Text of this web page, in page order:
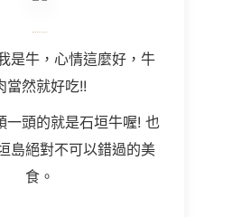
是牛，心情這麼好，牛
當然就好吃!!
一頭的就是石垣牛喔! 也
島絕對不可以錯過的美
食。